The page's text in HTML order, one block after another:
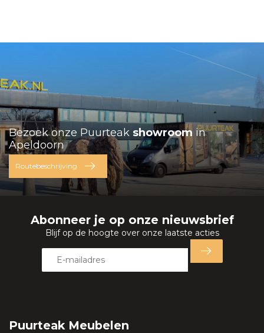
Bezoek onze Puurteak showroom in
Apeldoorn
Routebeschrijving
Abonneer je op onze nieuwsbrief
Blijf op de hoogte over onze laatste acties
Puurteak Meubelen